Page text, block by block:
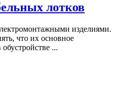
лотков
изделиями.
что их основное
...